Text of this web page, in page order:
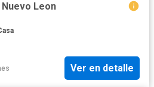
Leon
Ver en detalle